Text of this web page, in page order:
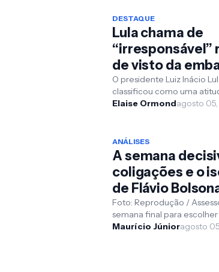
DESTAQUE
Lula chama de
“irresponsável”
de visto da
brasileira pelos
O presidente Luiz Inácio
classificou como uma
e “impensada” a decisão
Elaise Ormondagosto
ANÁLISES
A semana
coligações e o
de Flávio
Foto: Reprodução /
semana final para
vice-presidentes, a
Maurício Júnioragosto